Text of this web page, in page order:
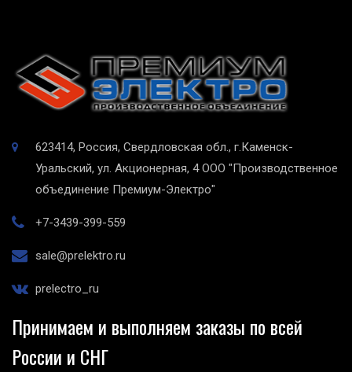
623414, Россия, Свердловская обл., г.Каменск-
Уральский, ул. Акционерная, 4 ООО "Производственное
объединение Премиум-Электро"
+7-3439-399-559
sale@prelektro.ru
prelectro_ru
Принимаем и выполняем заказы по всей
России и СНГ